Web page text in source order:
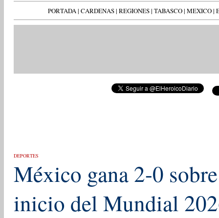
PORTADA| CARDENAS| REGIONES| TABASCO| MEXICO|
DEPORTES
México gana 2-0
inicio del Mundial